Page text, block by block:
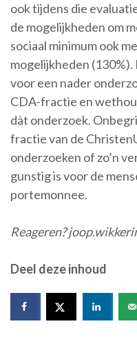
ook tijdens die
de mogelijkheden om
sociaal minimum ook
mogelijkheden
voor een nader
CDA-fractie en
dàt onderzoek.
fractie van de
onderzoeken of zo’n
gunstig is voor de
portemonnee.
Reageren?
Deel deze inhoud